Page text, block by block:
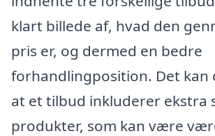
klart billede af, hvad den
pris er, og dermed en bedre
forhandlingposition. Det kan
at et tilbud inkluderer ekstra
produkter, som kan være